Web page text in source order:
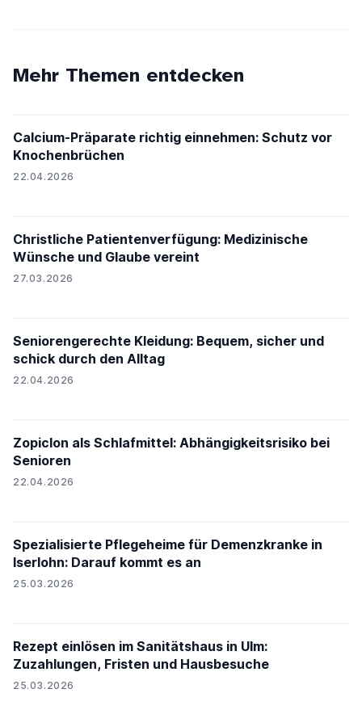
Mehr Themen entdecken
Calcium-Präparate richtig einnehmen: Schutz vor
Knochenbrüchen
22.04.2026
Christliche Patientenverfügung: Medizinische
Wünsche und Glaube vereint
27.03.2026
Seniorengerechte Kleidung: Bequem, sicher und
schick durch den Alltag
22.04.2026
Zopiclon als Schlafmittel: Abhängigkeitsrisiko bei
Senioren
22.04.2026
Spezialisierte Pflegeheime für Demenzkranke in
Iserlohn: Darauf kommt es an
25.03.2026
Rezept einlösen im Sanitätshaus in Ulm:
Zuzahlungen, Fristen und Hausbesuche
25.03.2026